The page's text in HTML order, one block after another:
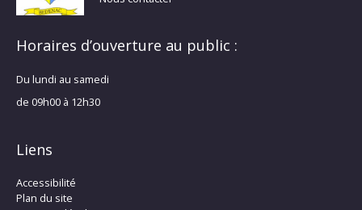
Horaires d’ouverture au public :
Du lundi au samedi
de 09h00 à 12h30
Liens
Accessibilité
Plan du site